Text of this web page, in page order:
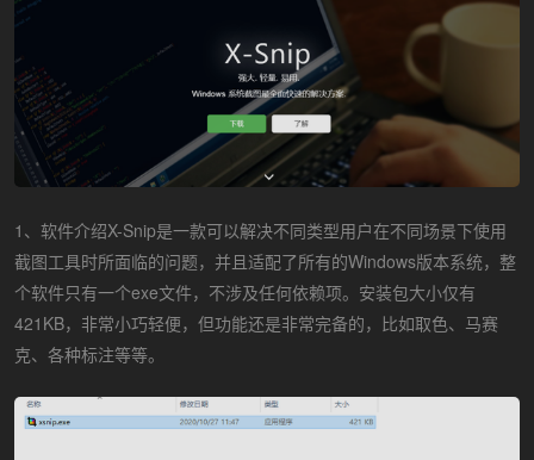
1、软件介绍X-Snip是一款可以解决不同类型用户在不同场景下使用
截图工具时所面临的问题，并且适配了所有的Windows版本系统，整
个软件只有一个exe文件，不涉及任何依赖项。安装包大小仅有
421KB，非常小巧轻便，但功能还是非常完备的，比如取色、马赛
克、各种标注等等。